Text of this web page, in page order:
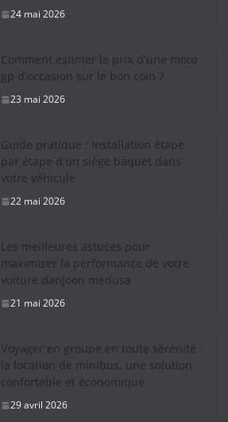
24 mai 2026
Comment estimer le prix d’une moto
gp d’occasion sur le bon coin ?
23 mai 2026
Guide pratique : installation étape
par étape d’un siège baquet dans
votre véhicule
22 mai 2026
Les meilleures astuces pour
maximiser la performance de votre
voiture danjoon medusa
21 mai 2026
Voyager en groupe en toute sérénité :
la location de minibus, une solution
confortable et économique
29 avril 2026